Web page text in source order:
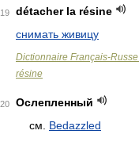
19
détacher la résine
снимать живицу
Dictionnaire Français-
résine
20
Ослепленный
см. Bedazzled